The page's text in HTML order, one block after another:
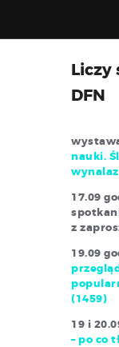
Liczy
DFN
nauki.
17.09
z
19.09
(1459)
19 i
– po co